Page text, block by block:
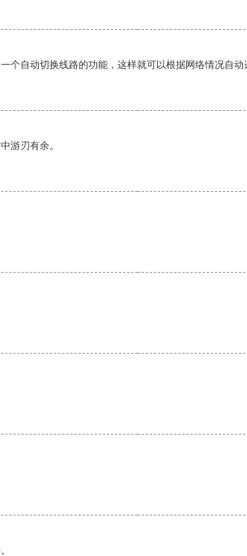
自动切换线路的功能，这样就可以根据网络情况自动
游刃有余。